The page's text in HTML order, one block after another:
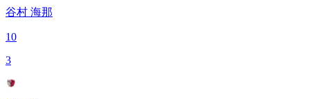
谷村 海那
10
3